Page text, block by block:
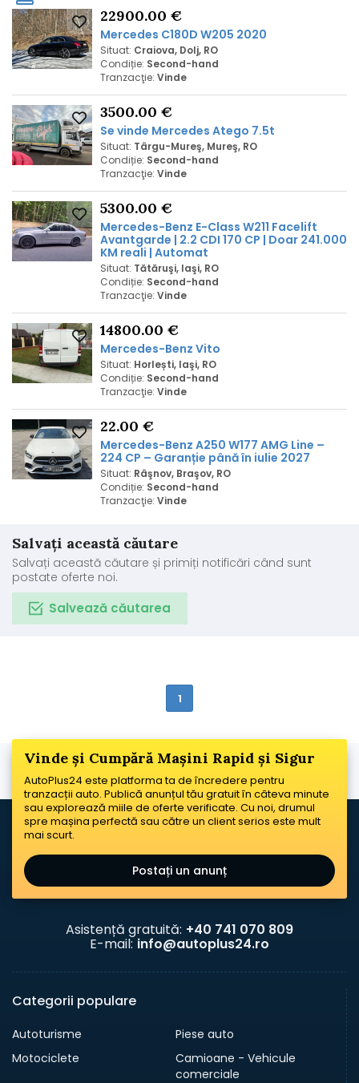
22900.00 €
Mercedes C180D W205 2020
Situat: Craiova, Dolj, RO
Condiție: Second-hand
Tranzacţie: Vinde
3500.00 €
Se vinde Mercedes Atego 7.5t
Situat: Târgu-Mureş, Mureş, RO
Condiție: Second-hand
Tranzacţie: Vinde
5300.00 €
Mercedes-Benz E-Class W211 Facelift
Avantgarde | 2.2 CDI 170 CP | Doar 241.000
KM reali | Automat
Situat: Tătăruşi, Iaşi, RO
Condiție: Second-hand
Tranzacţie: Vinde
14800.00 €
Mercedes-Benz Vito
Situat: Horlești, Iaşi, RO
Condiție: Second-hand
Tranzacţie: Vinde
22.00 €
Mercedes-Benz A250 W177 AMG Line –
224 CP – Garanție până în iulie 2027
Situat: Râşnov, Braşov, RO
Condiție: Second-hand
Tranzacţie: Vinde
Salvați această căutare
Salvați această căutare și primiți notificări când sunt
postate oferte noi.
Salvează căutarea
1
Vinde și Cumpără Mașini Rapid și Sigur
AutoPlus24 este platforma ta de încredere pentru
tranzacții auto. Publică anunțul tău gratuit în câteva minute
sau explorează miile de oferte verificate. Cu noi, drumul
spre mașina perfectă sau către un client serios este mult
mai scurt.
Postați un anunț
Asistență gratuită: +40 741 070 809
E-mail: info@autoplus24.ro
Categorii populare
Autoturisme
Piese auto
Motociclete
Camioane - Vehicule
comerciale